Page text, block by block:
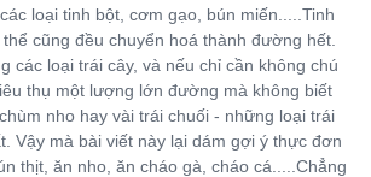
loại tinh bột, cơm gạo, bún miến.....Tinh
cũng đều chuyển hoá thành đường hết.
các loại trái cây, và nếu chỉ cần không chú
thụ một lượng lớn đường mà không biết
nho hay vài trái chuối - những loại trái
Vậy mà bài viết này lại dám gợi ý thực đơn
thịt, ăn nho, ăn cháo gà, cháo cá.....Chẳng